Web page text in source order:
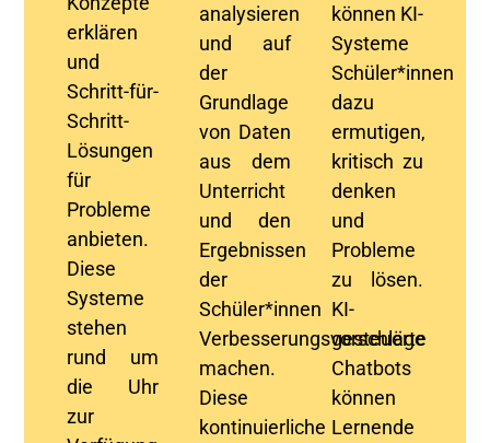
erklären
und
Schritt-für-
Schritt-
Lösungen
für
Probleme
anbieten.
Diese
Systeme
stehen
rund um
die Uhr
zur
analysieren
und auf
der
Grundlage
von Daten
aus dem
Unterricht
und den
Ergebnissen
der
Schüler*innen
Verbesserungsvorschläge
machen.
Diese
kontinuierliche
können KI-
Systeme
Schüler*innen
dazu
ermutigen,
kritisch zu
denken
und
Probleme
zu lösen.
KI-
gesteuerte
Chatbots
können
Lernende